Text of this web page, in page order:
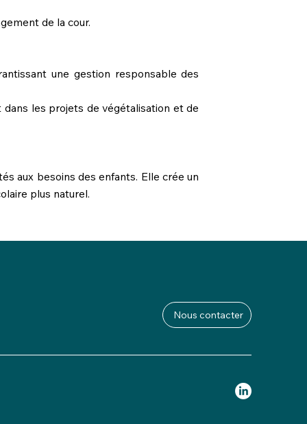
de la cour.
une gestion responsable des
dans les projets de végétalisation et de
aux besoins des enfants. Elle crée un
plus naturel.
Nous contacter